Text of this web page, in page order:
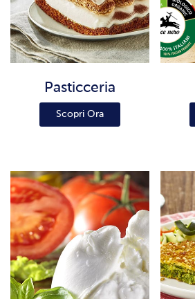
Pasticceria
Scopri Ora